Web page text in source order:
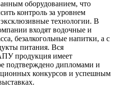
оборудованием, что
контроль за уровнем
эксклюзивные технологии. В
входят водочные и
безалкогольные напитки, а с
питания. Вся
продукция имеет
подтверждено дипломами и
конкурсов и успешным